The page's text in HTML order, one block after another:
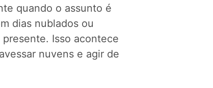
quando o assunto é
dias nublados ou
Isso acontece
nuvens e agir de